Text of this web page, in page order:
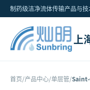
制药级洁净流体传输产品与
上
首页/产品中心/单层管/